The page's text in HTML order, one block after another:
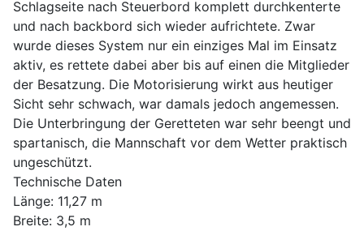
Schlagseite nach Steuerbord komplett durchkenterte
und nach backbord sich wieder aufrichtete. Zwar
wurde dieses System nur ein einziges Mal im Einsatz
aktiv, es rettete dabei aber bis auf einen die Mitglieder
der Besatzung. Die Motorisierung wirkt aus heutiger
Sicht sehr schwach, war damals jedoch angemessen.
Die Unterbringung der Geretteten war sehr beengt und
spartanisch, die Mannschaft vor dem Wetter praktisch
ungeschützt.
Technische Daten
Länge: 11,27 m
Breite: 3,5 m